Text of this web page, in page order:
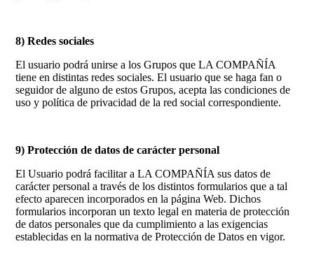
8) Redes sociales
El usuario podrá unirse a los Grupos que LA COMPAÑÍA
tiene en distintas redes sociales. El usuario que se haga fan o
seguidor de alguno de estos Grupos, acepta las condiciones de
uso y política de privacidad de la red social correspondiente.
9) Protección de datos de carácter personal
El Usuario podrá facilitar a LA COMPAÑÍA sus datos de
carácter personal a través de los distintos formularios que a tal
efecto aparecen incorporados en la página Web. Dichos
formularios incorporan un texto legal en materia de protección
de datos personales que da cumplimiento a las exigencias
establecidas en la normativa de Protección de Datos en vigor.